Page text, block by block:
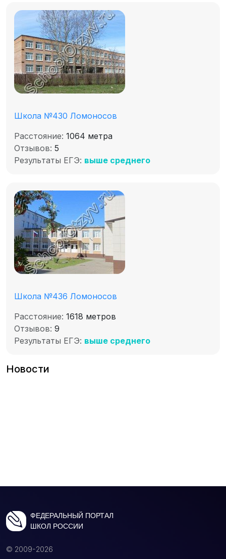
Школа №430 Ломоносов
Расстояние: 1064 метра
Отзывов: 5
Результаты ЕГЭ: выше среднего
Школа №436 Ломоносов
Расстояние: 1618 метров
Отзывов: 9
Результаты ЕГЭ: выше среднего
Новости
ФЕДЕРАЛЬНЫЙ ПОРТАЛ
ШКОЛ РОССИИ
© 2009-2026